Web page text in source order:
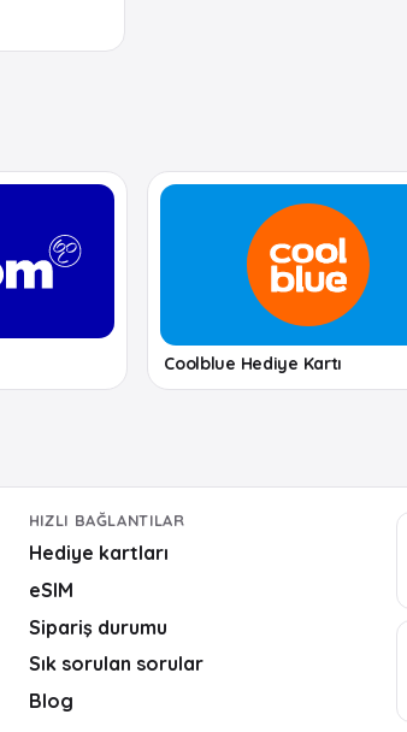
Coolblue Hediye Kartı
HIZLI BAĞLANTILAR
Hediye kartları
eSIM
Sipariş durumu
Sık sorulan sorular
Blog